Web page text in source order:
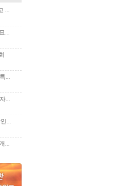
...
...
...
...
...
...